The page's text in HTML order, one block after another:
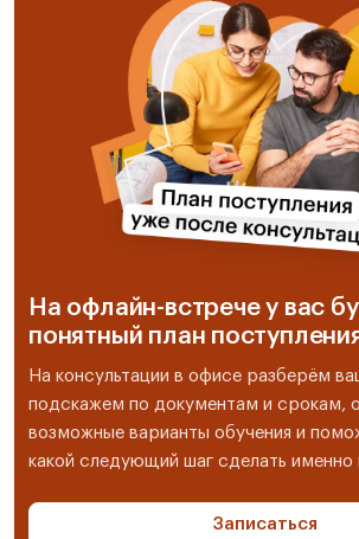
На офлайн-встрече у вас
понятный план
На консультации в офисе разберём
подскажем по документам и срокам,
возможные варианты обучения и
какой следующий шаг сделать именно
Записаться